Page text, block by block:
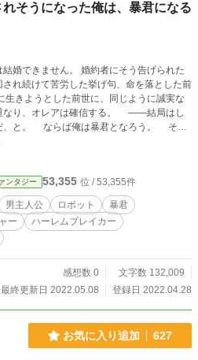
そうになった俺は、暴君になる
婚約者にそう告げられた
れ続けて苦労した挙げ句、命を落とした前
レアは確信する。 ――結局はし
う。 そう
る。 これは「真実の愛」
彼が「恋」を知る物語。
ンタジー 53,355 位 / 53,355件
男主人公 ロボット
暴君
ー
ハーレムブレイカー
感想数 0
文字数 132,009
最終更新日 2022.05.08
登録日 2022.04.28
お気に入り追加 627